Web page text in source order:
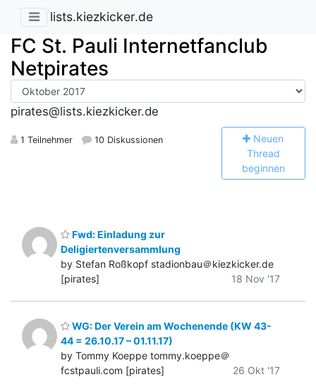
lists.kiezkicker.de
FC St. Pauli Internetfanclub
Netpirates
pirates@lists.kiezkicker.de
1 Teilnehmer 10 Diskussionen Neuen
Thread
beginnen
Fwd: Einladung zur
Deligiertenversammlung
by Stefan Roßkopf stadionbau＠kiezkicker.de
[pirates]
18 Nov '17
WG: Der Verein am Wochenende (KW 43-
44 = 26.10.17 – 01.11.17)
by Tommy Koeppe tommy.koeppe＠
fcstpauli.com [pirates]
26 Okt '17